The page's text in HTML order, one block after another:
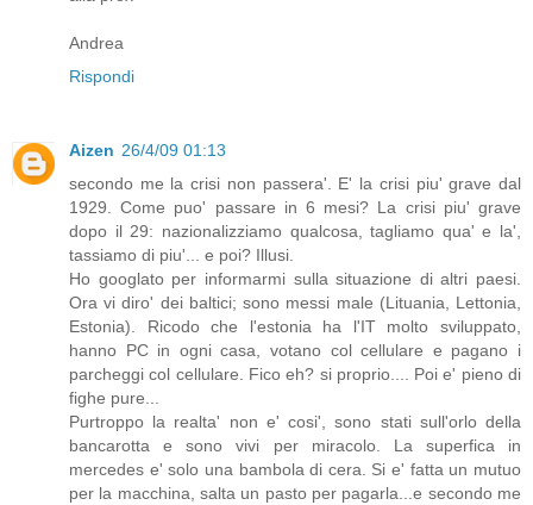
Andrea
Rispondi
Aizen 26/4/09 01:13
secondo me la crisi non passera'. E' la crisi piu' grave dal
1929. Come puo' passare in 6 mesi? La crisi piu' grave
dopo il 29: nazionalizziamo qualcosa, tagliamo qua' e la',
tassiamo di piu'... e poi? Illusi.
Ho googlato per informarmi sulla situazione di altri paesi.
Ora vi diro' dei baltici; sono messi male (Lituania, Lettonia,
Estonia). Ricodo che l'estonia ha l'IT molto sviluppato,
hanno PC in ogni casa, votano col cellulare e pagano i
parcheggi col cellulare. Fico eh? si proprio.... Poi e' pieno di
fighe pure...
Purtroppo la realta' non e' cosi', sono stati sull'orlo della
bancarotta e sono vivi per miracolo. La superfica in
mercedes e' solo una bambola di cera. Si e' fatta un mutuo
per la macchina, salta un pasto per pagarla...e secondo me